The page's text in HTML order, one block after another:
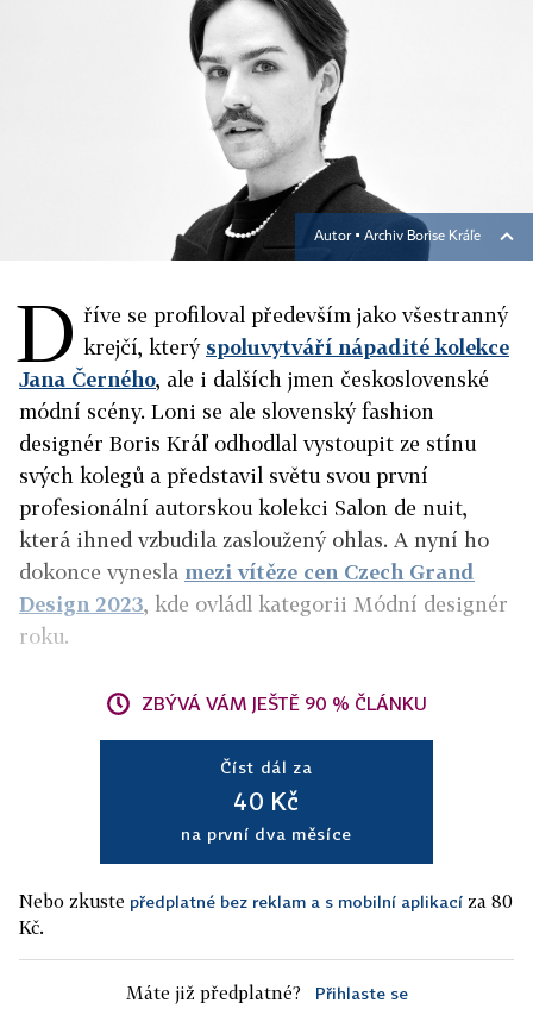
Autor ▪ Archiv Borise Kráľe
D říve se profiloval především jako všestranný
krejčí, který spoluvytváří nápadité kolekce
Jana Černého, ale i dalších jmen československé
módní scény. Loni se ale slovenský fashion
designér Boris Kráľ odhodlal vystoupit ze stínu
svých kolegů a představil světu svou první
profesionální autorskou kolekci Salon de nuit,
která ihned vzbudila zasloužený ohlas. A nyní ho
dokonce vynesla mezi vítěze cen Czech Grand
Design 2023, kde ovládl kategorii Módní designér
roku.
ZBÝVÁ VÁM JEŠTĚ 90 % ČLÁNKU
Číst dál za
40 Kč
na první dva měsíce
Nebo zkuste předplatné bez reklam a s mobilní aplikací za 80
Kč.
Máte již předplatné? Přihlaste se